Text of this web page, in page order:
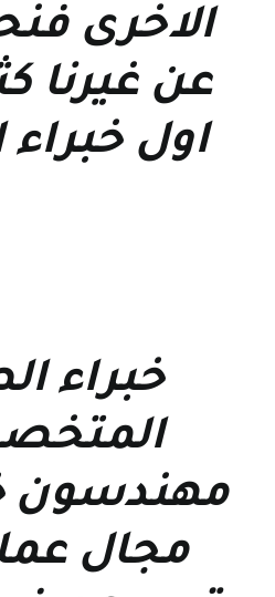
الاخرى
عن غيرنا
اول خبراء
خبراء
مهندسون
مجال